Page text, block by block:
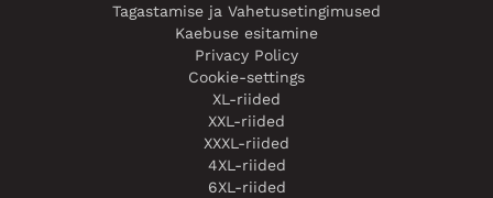
Tagastamise ja Vahetusetingimused
Kaebuse esitamine
Privacy Policy
Cookie-settings
XL-riided
XXL-riided
XXXL-riided
4XL-riided
6XL-riided